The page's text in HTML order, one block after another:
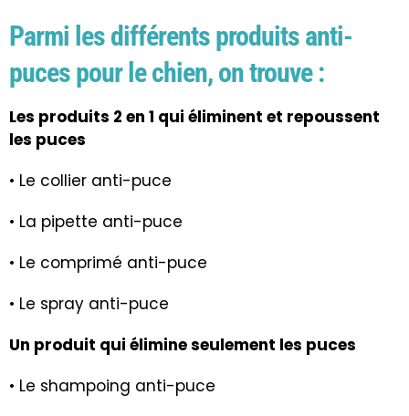
Parmi les différents produits anti-
puces pour le chien, on trouve :
Les produits 2 en 1 qui éliminent et repoussent
les puces
• Le collier anti-puce
• La pipette anti-puce
• Le comprimé anti-puce
• Le spray anti-puce
Un produit qui élimine seulement les puces
• Le shampoing anti-puce